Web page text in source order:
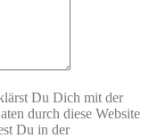
Du Dich mit der
durch diese Website
Du in der